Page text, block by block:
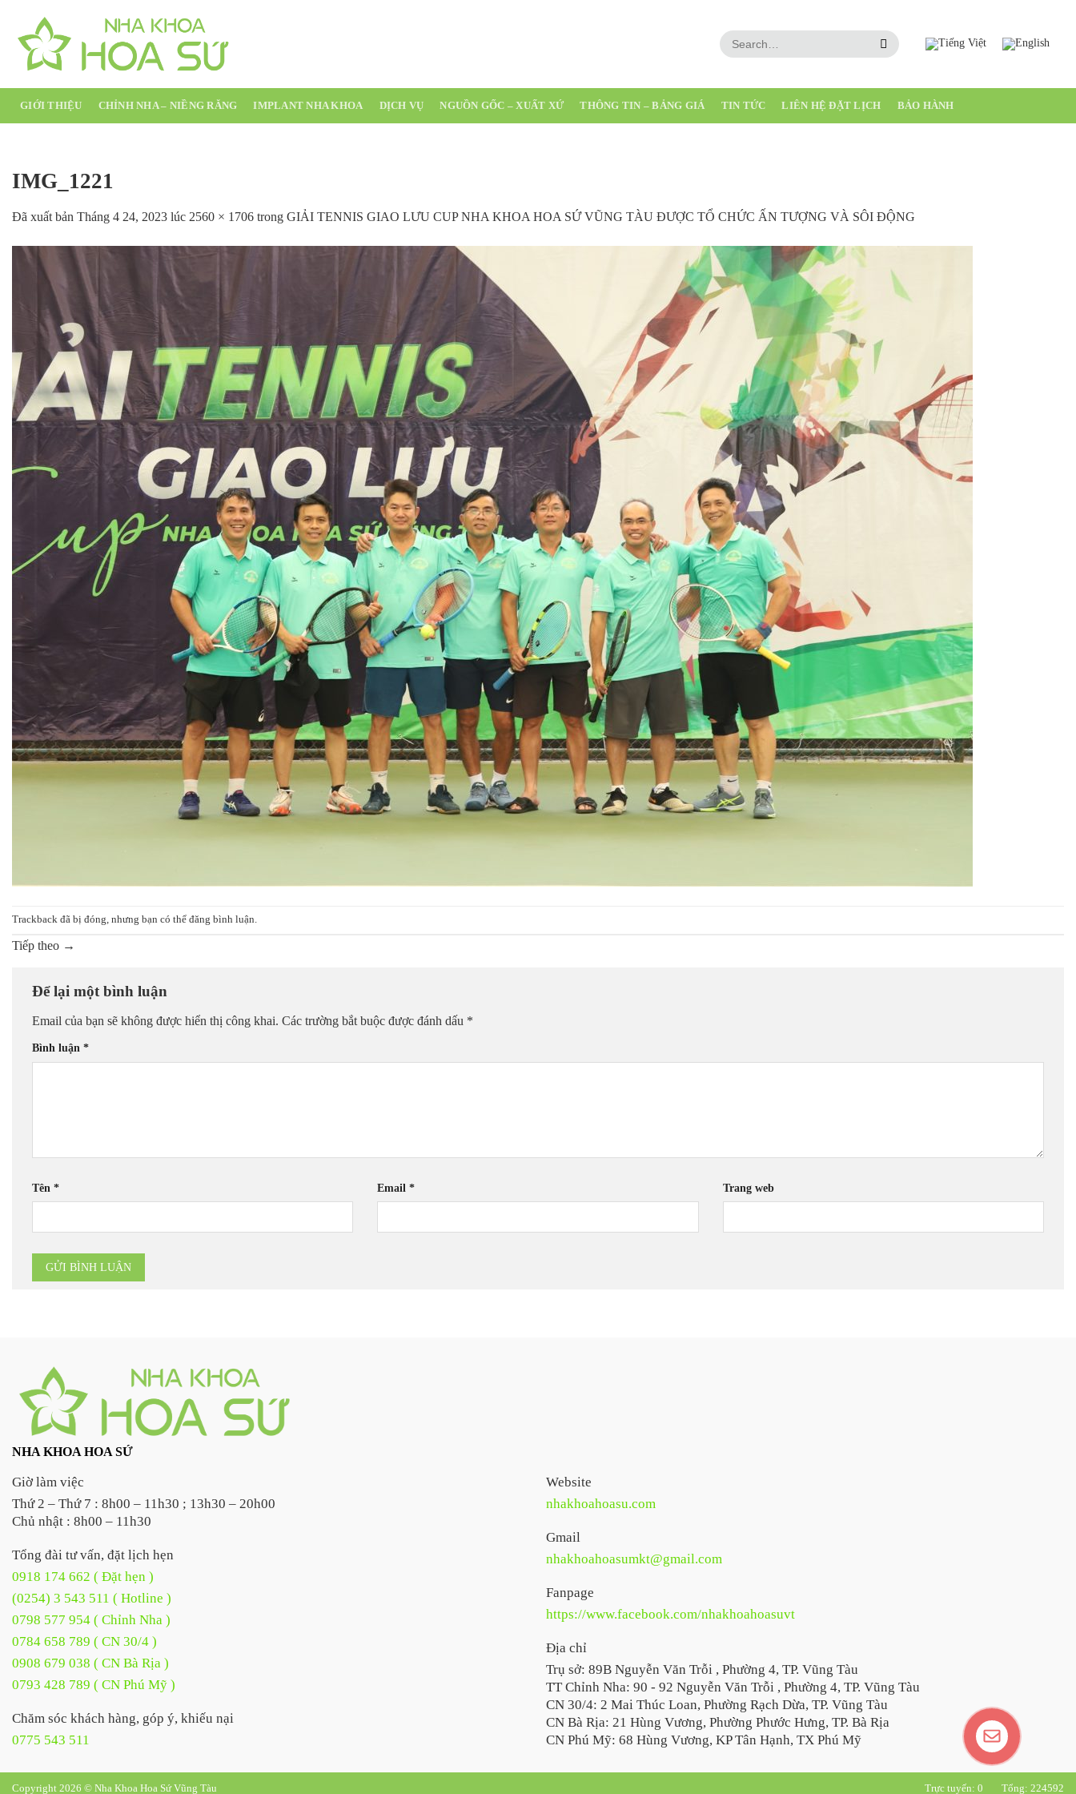
GIỚI THIỆU CHỈNH NHA – NIỀNG RĂNG IMPLANT NHA KHOA DỊCH VỤ NGUỒN GỐC – XUẤT XỨ THÔNG TIN – BẢNG GIÁ TIN TỨC LIÊN HỆ ĐẶT LỊCH BẢO HÀNH
IMG_1221
Đã xuất bản Tháng 4 24, 2023 lúc 2560 × 1706 trong GIẢI TENNIS GIAO LƯU CUP NHA KHOA HOA SỨ VŨNG TÀU ĐƯỢC TỔ CHỨC ẤN TƯỢNG VÀ SÔI ĐỘNG
Trackback đã bị đóng, nhưng bạn có thể đăng bình luận.
Tiếp theo →
Để lại một bình luận
Email của bạn sẽ không được hiển thị công khai. Các trường bắt buộc được đánh dấu *
Bình luận *
Tên * Email* Trang web
NHA KHOA HOA SỨ
Giờ làm việc
Thứ 2 – Thứ 7 : 8h00 – 11h30 ; 13h30 – 20h00
Chủ nhật : 8h00 – 11h30
Tổng đài tư vấn, đặt lịch hẹn
0918 174 662 ( Đặt hẹn )
(0254) 3 543 511 ( Hotline )
0798 577 954 ( Chỉnh Nha )
0784 658 789 ( CN 30/4 )
0908 679 038 ( CN Bà Rịa )
0793 428 789 ( CN Phú Mỹ )
Chăm sóc khách hàng, góp ý, khiếu nại
0775 543 511
Website
nhakhoahoasu.com
Gmail
nhakhoahoasumkt@gmail.com
Fanpage
https://www.facebook.com/nhakhoahoasuvt
Địa chỉ
Trụ sở: 89B Nguyễn Văn Trỗi , Phường 4, TP. Vũng Tàu
TT Chỉnh Nha: 90 - 92 Nguyễn Văn Trỗi , Phường 4, TP. Vũng Tàu
CN 30/4: 2 Mai Thúc Loan, Phường Rạch Dừa, TP. Vũng Tàu
CN Bà Rịa: 21 Hùng Vương, Phường Phước Hưng, TP. Bà Rịa
CN Phú Mỹ: 68 Hùng Vương, KP Tân Hạnh, TX Phú Mỹ
Trực tuyến: 0 Tổng: 224592
Copyright 2026 © Nha Khoa Hoa Sứ Vũng Tàu